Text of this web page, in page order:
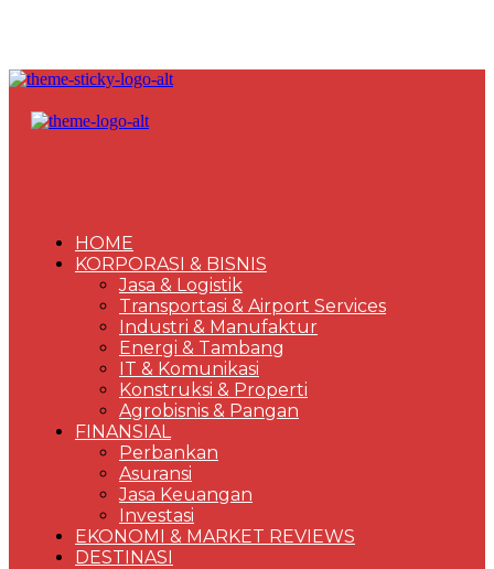
HOME
KORPORASI & BISNIS
Jasa & Logistik
Transportasi & Airport Services
Industri & Manufaktur
Energi & Tambang
IT & Komunikasi
Konstruksi & Properti
Agrobisnis & Pangan
FINANSIAL
Perbankan
Asuransi
Jasa Keuangan
Investasi
EKONOMI & MARKET REVIEWS
DESTINASI